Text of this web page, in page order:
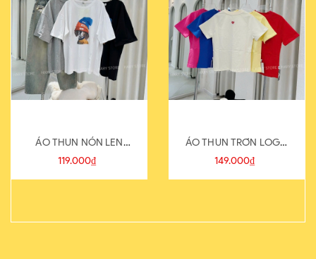
ÁO THUN NÓN LEN
821-1
119.000₫
ÁO THUN TRƠN LOGO
SAU
149.000₫